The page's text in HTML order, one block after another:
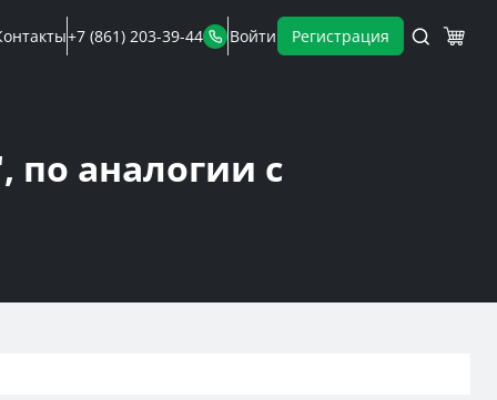
+7 (861) 203-39-44 Войти Регистрация
по аналогии с